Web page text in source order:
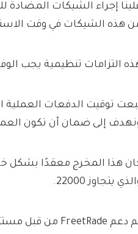
إجراء الشيكات المضادة
هذه الشيكات في وقت
التزامات تنظيمية يجب
توقيت الدفعات العملية
إلى ضمان أن تكون
يتجاوز 22000.